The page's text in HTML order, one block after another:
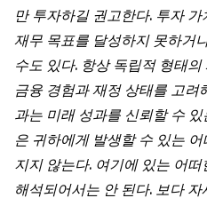
만 투자하길 권고한다. 투자
재무 목표를 달성하지 못하거
수도 있다. 항상 독립적 형태
금융 경험과 재정 상태를 고려
과는 미래 성과를 신뢰할 수
은 귀하에게 발생할 수 있는
지지 않는다. 여기에 있는 어
해석되어서는 안 된다. 보다